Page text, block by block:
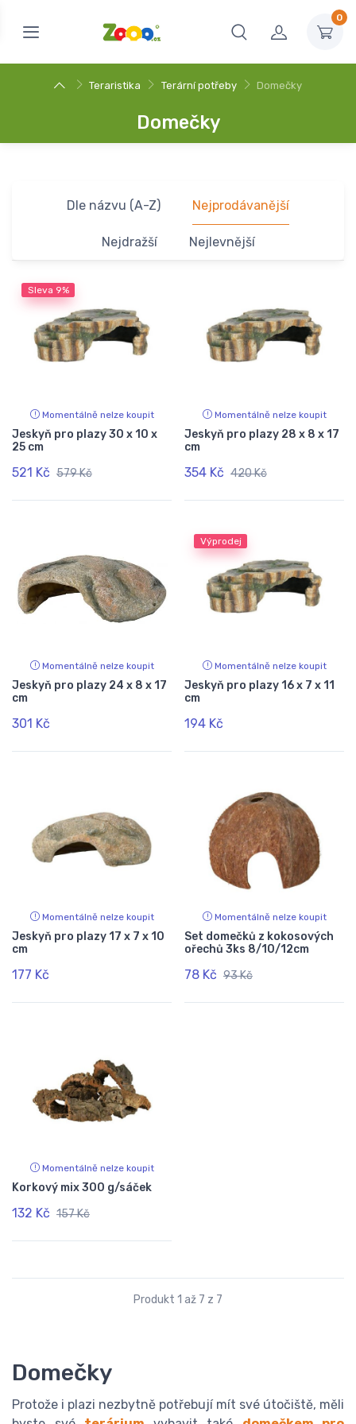
0
Teraristika Terární potřeby Domečky
Domečky
Dle názvu (A-Z) Nejprodávanější
Nejdražší Nejlevnější
Sleva 9%
Momentálně nelze koupit
Jeskyň pro plazy 30 x 10 x
25 cm
521 Kč 579 Kč
Momentálně nelze koupit
Jeskyň pro plazy 28 x 8 x 17
cm
354 Kč 420 Kč
Momentálně nelze koupit
Jeskyň pro plazy 24 x 8 x 17
cm
301 Kč
Výprodej
Momentálně nelze koupit
Jeskyň pro plazy 16 x 7 x 11
cm
194 Kč
Momentálně nelze koupit
Jeskyň pro plazy 17 x 7 x 10
cm
177 Kč
Momentálně nelze koupit
Set domečků z kokosových
ořechů 3ks 8/10/12cm
78 Kč 93 Kč
Momentálně nelze koupit
Korkový mix 300 g/sáček
132 Kč 157 Kč
Produkt 1 až 7 z 7
Domečky
Protože i plazi nezbytně potřebují mít své útočiště, měli